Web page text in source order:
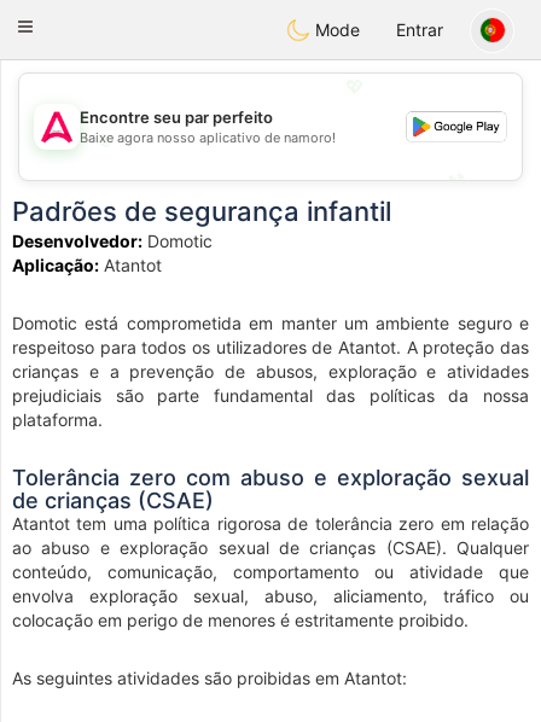
Tantôt
Toggle
Mode Entrar
💖
💕
Encontre seu par perfeito
Baixe agora nosso aplicativo de namoro!
Padrões de segurança infantil
Desenvolvedor: Domotic
Aplicação: Atantot
Domotic está comprometida em manter um ambiente seguro e
respeitoso para todos os utilizadores de Atantot. A proteção das
crianças e a prevenção de abusos, exploração e atividades
prejudiciais são parte fundamental das políticas da nossa
plataforma.
Tolerância zero com abuso e exploração sexual
de crianças (CSAE)
Atantot tem uma política rigorosa de tolerância zero em relação
ao abuso e exploração sexual de crianças (CSAE). Qualquer
conteúdo, comunicação, comportamento ou atividade que
envolva exploração sexual, abuso, aliciamento, tráfico ou
colocação em perigo de menores é estritamente proibido.
As seguintes atividades são proibidas em Atantot: